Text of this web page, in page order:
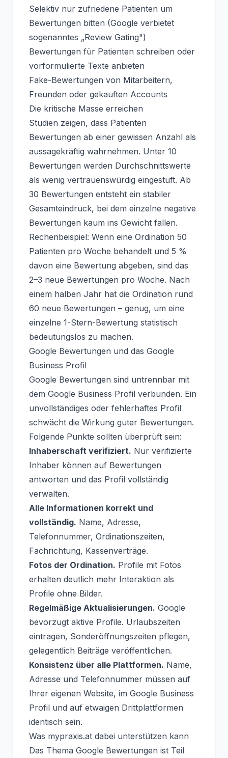
Selektiv nur zufriedene Patienten um
Bewertungen bitten (Google verbietet
sogenanntes „Review Gating")
Bewertungen für Patienten schreiben oder
vorformulierte Texte anbieten
Fake-Bewertungen von Mitarbeitern,
Freunden oder gekauften Accounts
Die kritische Masse erreichen
Studien zeigen, dass Patienten
Bewertungen ab einer gewissen Anzahl als
aussagekräftig wahrnehmen. Unter 10
Bewertungen werden Durchschnittswerte
als wenig vertrauenswürdig eingestuft. Ab
30 Bewertungen entsteht ein stabiler
Gesamteindruck, bei dem einzelne negative
Bewertungen kaum ins Gewicht fallen.
Rechenbeispiel: Wenn eine Ordination 50
Patienten pro Woche behandelt und 5 %
davon eine Bewertung abgeben, sind das
2–3 neue Bewertungen pro Woche. Nach
einem halben Jahr hat die Ordination rund
60 neue Bewertungen – genug, um eine
einzelne 1-Stern-Bewertung statistisch
bedeutungslos zu machen.
Google Bewertungen und das Google
Business Profil
Google Bewertungen sind untrennbar mit
dem Google Business Profil verbunden. Ein
unvollständiges oder fehlerhaftes Profil
schwächt die Wirkung guter Bewertungen.
Folgende Punkte sollten überprüft sein:
Inhaberschaft verifiziert. Nur verifizierte
Inhaber können auf Bewertungen
antworten und das Profil vollständig
verwalten.
Alle Informationen korrekt und
vollständig. Name, Adresse,
Telefonnummer, Ordinationszeiten,
Fachrichtung, Kassenverträge.
Fotos der Ordination. Profile mit Fotos
erhalten deutlich mehr Interaktion als
Profile ohne Bilder.
Regelmäßige Aktualisierungen. Google
bevorzugt aktive Profile. Urlaubszeiten
eintragen, Sonderöffnungszeiten pflegen,
gelegentlich Beiträge veröffentlichen.
Konsistenz über alle Plattformen. Name,
Adresse und Telefonnummer müssen auf
Ihrer eigenen Website, im Google Business
Profil und auf etwaigen Drittplattformen
identisch sein.
Was mypraxis.at dabei unterstützen kann
Das Thema Google Bewertungen ist Teil